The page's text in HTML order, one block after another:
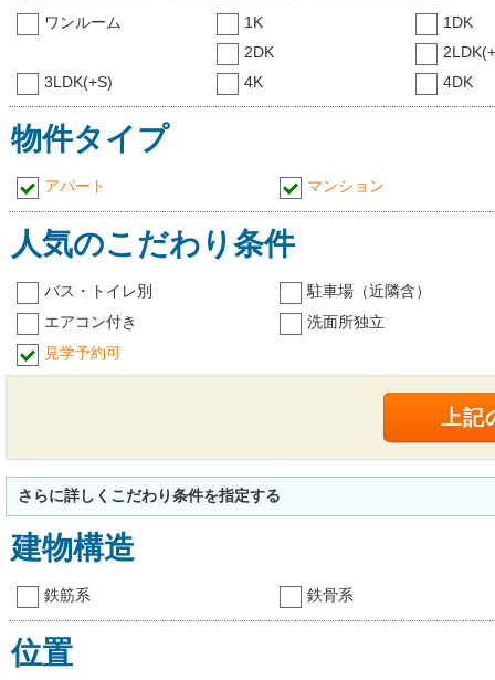
ワンルーム 1K
1DK
2DK
3LDK(+S)
4K 4DK
物件タイプ
アパート マンション
人気のこだわり条件
バス・トイレ別
駐車場（近隣含）
エアコン付き
洗面所独立
見学予約可
さらに詳しくこだわり条件を指定する
建物構造
鉄筋系 鉄骨系
位置